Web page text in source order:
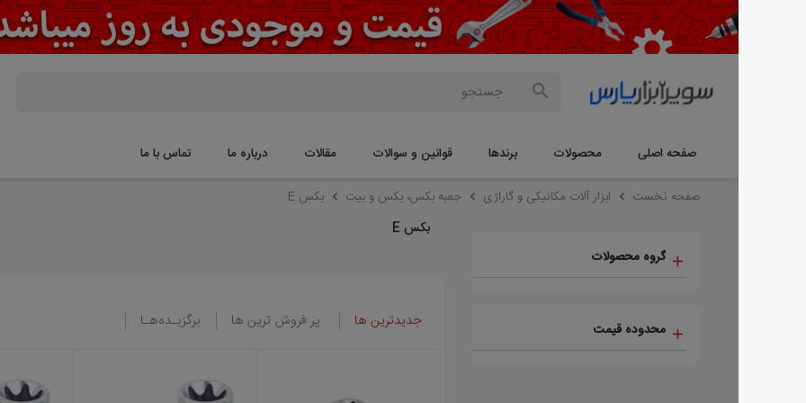
محصولات برندها قوانین و سوالات مقالات درباره ما تماس با ما
ابزار آلات مکانیکی و گاراژی جعبه بکس، بکس و بیت بکس E
گروه محصولات
محدوده قیمت پر فروش ترین ها برگزیـده‌هـا